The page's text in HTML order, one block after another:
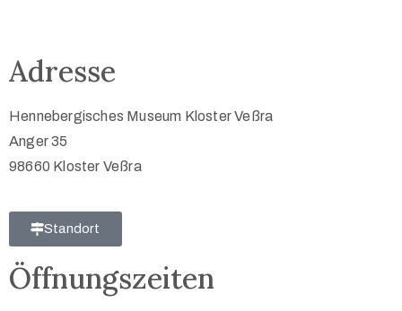
Adresse
Hennebergisches Museum Kloster Veßra
Anger 35
98660 Kloster Veßra
Standort
Öffnungszeiten